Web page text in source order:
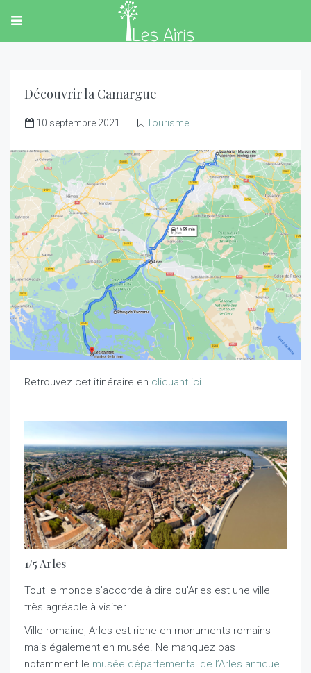
Découvrir la Camargue
10 septembre 2021 Tourisme
Retrouvez cet itinéraire en cliquant ici.
1/5 Arles
Tout le monde s’accorde à dire qu’Arles est une ville
très agréable à visiter.
Ville romaine, Arles est riche en monuments romains
mais également en musée. Ne manquez pas
notamment le musée départemental de l’Arles antique